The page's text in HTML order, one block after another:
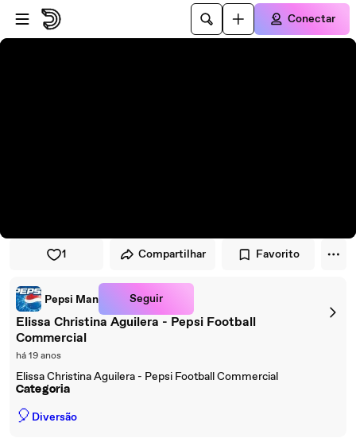
Pular para o player
Ir para o conteúdo principal
Conectar
1 Compartilhar Favorito
Pepsi Man Seguir
Elissa Christina Aguilera - Pepsi Football
Commercial
há 19 anos
Elissa Christina Aguilera - Pepsi Football Commercial
Categoria
🎈 Diversão